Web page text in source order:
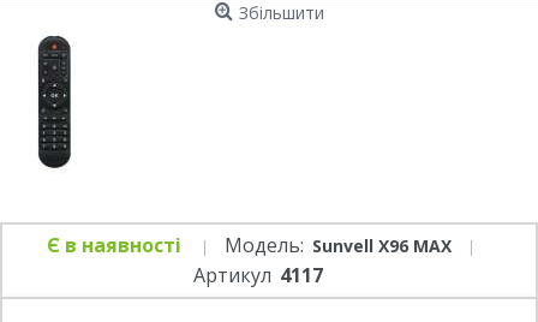
Збільшити
Є в наявності Модель: Sunvell X96 MAX
Артикул 4117